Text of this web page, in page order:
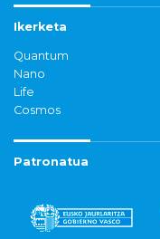
Ikerketa
Quantum
Nano
Life
Cosmos
Patronatua